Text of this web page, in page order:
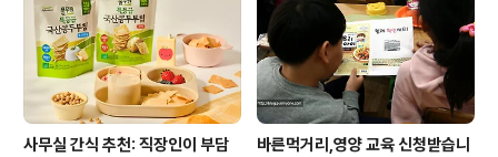
사무실 간식 추천: 직장인이 부담
바른먹거리,영양 교육 신청받습니